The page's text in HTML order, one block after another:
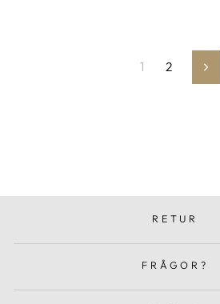
1 2
RETUR
FRÅGOR?